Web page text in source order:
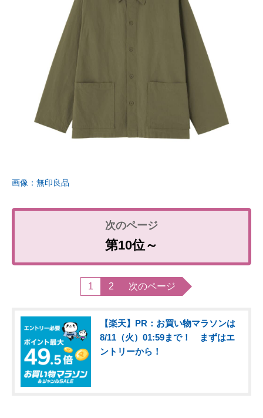
画像：無印良品
第10位～
1 2 次のページ
【楽天】PR：お買い物マラソンは
8/11（火）01:59まで！ まずはエ
ントリーから！